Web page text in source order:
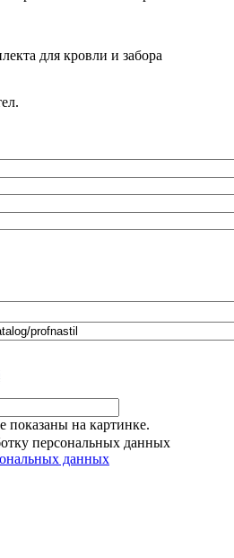
для кровли и забора
показаны на картинке.
персональных данных
данных